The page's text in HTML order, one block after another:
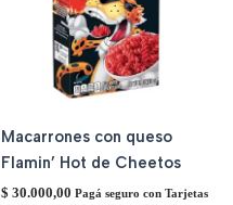
Macarrones con queso
Flamin’ Hot de Cheetos
$ 30.000,00 Pagá seguro con Tarjetas